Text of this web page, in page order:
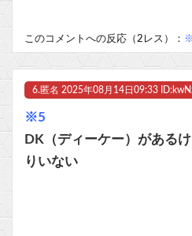
このコメントへの反応（2レス）：
6. 匿名 2025年08月14日09:33
※5
DK（ディーケー）がある
りいない